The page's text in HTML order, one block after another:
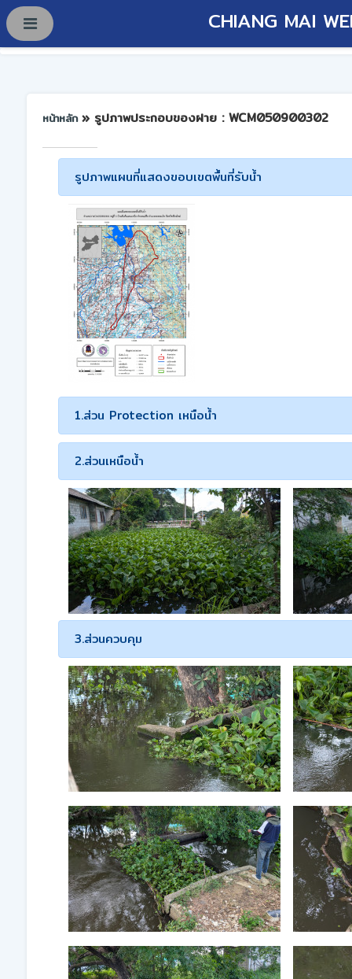
CHIANG MAI
หน้าหลัก » รูปภาพประกอบของฝาย : WCM050900302
รูปภาพแผนที่แสดงขอบเขตพื้นที่รับน้ำ
1.ส่วน Protection เหนือน้ำ
2.ส่วนเหนือน้ำ
3.ส่วนควบคุม